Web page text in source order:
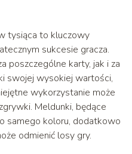
tysiąca to kluczowy
sukcesie gracza.
poszczególne karty, jak i za
swojej wysokiej wartości,
wykorzystanie może
Meldunki, będące
samego koloru, dodatkowo
odmienić losy gry.